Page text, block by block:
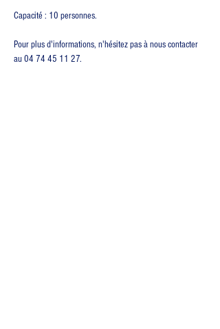
Capacité : 10 personnes.
Pour plus d'informations, n'hésitez pas à nous contacter
au 04 74 45 11 27.